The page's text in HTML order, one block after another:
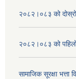
२०८२।०८३ को दोस्रो
२०८२।०८३ को पहिलो
सामाजिक सूरक्षा